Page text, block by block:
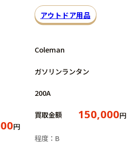
円
アウトドア用品
Coleman
ガソリンランタン
200A
買取金額 150,000円
程度：B